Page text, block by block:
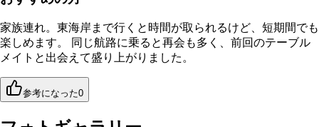
家族連れ。東海岸まで行くと時間が取られるけど、短期間でも
楽しめます。 同じ航路に乗ると再会も多く、前回のテーブル
メイトと出会えて盛り上がりました。
参考になった0